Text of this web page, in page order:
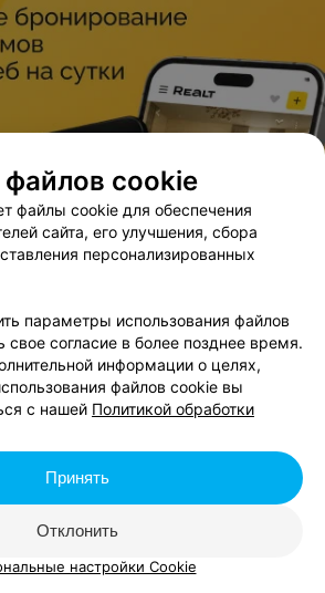
Бобруйск
нет событий,
условиям фильтра.
cookie
файлы cookie для обеспечения
сайта, его улучшения, сбора
персонализированных
параметры использования файлов
свое согласие в более позднее время.
информации о целях,
файлов cookie вы
с нашей Политикой обработки
Отклонить
Принять
настройки Cookie